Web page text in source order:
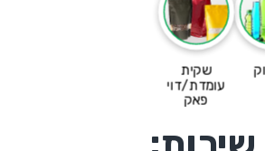
שקית
עומדת/דוי
פאק